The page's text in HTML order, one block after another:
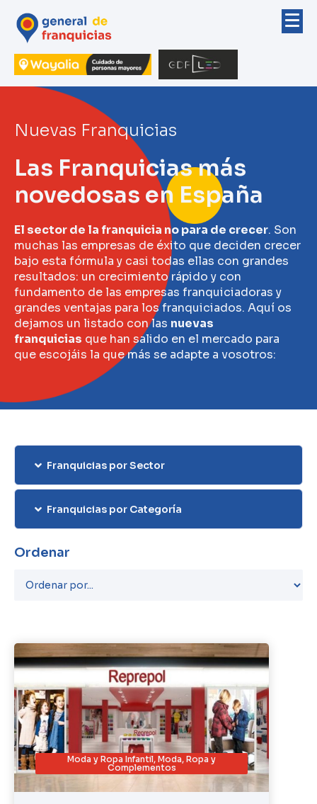
Nuevas Franquicias
Las Franquicias más
novedosas en España
El sector de la franquicia no para de crecer. Son
muchas las empresas de éxito que deciden crecer
bajo esta fórmula y casi todas ellas con grandes
resultados: un crecimiento rápido y con
fundamento de las empresas franquiciadoras y
grandes ventajas para los franquiciados. Aquí os
dejamos un listado con las nuevas
franquicias que han salido en el mercado para
que escojáis la que más se adapte a vosotros:
Ordenar
Moda y Ropa Infantil, Moda, Ropa y
Complementos
Franquicias por Sector
Franquicias por Categoría